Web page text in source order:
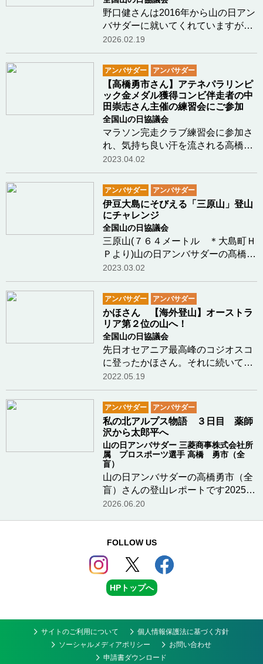
野口健さんは2016年から山の日アン
バサダーに就いてくれていますが、
このたび、お嬢さんの野口絵子さん
が山の日アンバサダーに就任してく
れました！初の親子でアンバサダ
ー！ミス日本として各種のメディア
に登場する絵子さ…つづきを読む
2026.02.19
アンバサダー アンバサダー
【高橋勇市さん】アテネパラリンピ
ック金メダル獲得コンビ伴走者の中
田崇志さん主催の練習会にご参加
全国山の日協議会
マラソン完走クラブ練習会に参加さ
れ、気持ち良い汗を流される高橋勇
市さん(注1)と奥様の嘉子さんが、駒
沢公園で開催された中田崇志さん(注
2)主催のマラソン完走クラブ(注3)の
練習会に参加されました。 後援会、
スポーツ教…つづきを読む
2023.04.02
アンバサダー アンバサダー
伊豆大島にそびえる「三原山」登山
にチャレンジ
全国山の日協議会
三原山(７６４メートル ＊大島町Ｈ
Ｐより)山の日アンバサダーの髙橋勇
市さんが、奥様の嘉子さんと二人で
昨年「三原山」登山にチャレンジし
たレポートを送ってくれました。▲
２０２２年９月１０日 晴れ とき
どき曇り▲三原…つづきを読む
2023.03.02
アンバサダー アンバサダー
かほさん 【海外登山】オーストラ
リア第２位の山へ！
全国山の日協議会
先日オセアニア最高峰のコジオスコ
に登ったかほさん。それに続いて登
ったオーストラリアで２番目に高い
山のリポートが、今晩（5/19）18:30
からかほさんのYouTubeチャンネル
で配信されました。
https://www.youtube.com/watch…つ
づきを読む
2022.05.19
アンバサダー アンバサダー
私の北アルプス物語 ３日目 薬師
沢から太郎平へ
山の日アンバサダー 三菱商事株式会社所
属 プロスポーツ選手 高橋 勇市（全
盲）
山の日アンバサダーの高橋勇市（全
盲）さんの登山レポートです2025年
7月20日（日曜日）薬師沢小屋の朝
床を歩くきしむ音や、ザックのバッ
クルを締める「カ…つづきを読む
2026.06.20
FOLLOW US
HPトップへ
サイトのご利用について
個人情報保護法に基づく方針
ソーシャルメディアポリシー
お問い合わせ
申請書ダウンロード